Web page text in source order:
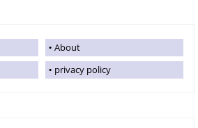
About
privacy policy